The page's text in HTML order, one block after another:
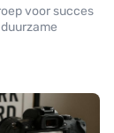
voor succes